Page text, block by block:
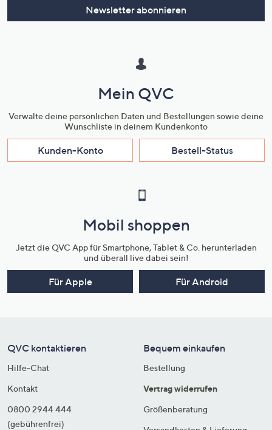
Newsletter abonnieren
Mein QVC
Verwalte deine persönlichen Daten und Bestellungen sowie deine
Wunschliste in deinem Kundenkonto
Kunden-Konto Bestell-Status
Mobil shoppen
Jetzt die QVC App für Smartphone, Tablet & Co. herunterladen
und überall live dabei sein!
Für Apple Für Android
QVC kontaktieren
Hilfe-Chat
Kontakt
0800 2944 444
(gebührenfrei)
Bequem einkaufen
Bestellung
Vertrag widerrufen
Größenberatung